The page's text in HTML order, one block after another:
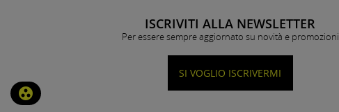
ISCRIVITI ALLA NEWSLETTER
Per essere sempre aggiornato su novità e promozioni
SI VOGLIO ISCRIVERMI
group_work